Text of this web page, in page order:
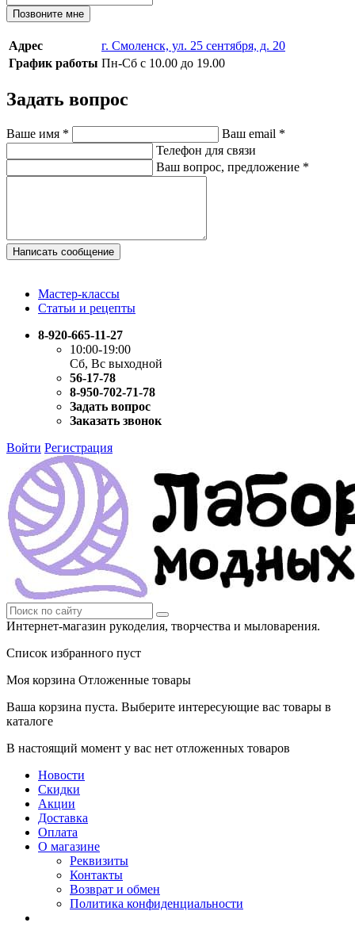
Позвоните мне
Адрес
г. Смоленск, ул. 25 сентября, д. 20
График работы Пн-Сб с 10.00 до 19.00
Задать вопрос
Ваше имя * Ваш email *
Телефон для связи
Ваш вопрос, предложение *
Написать сообщение
Мастер-классы
Статьи и рецепты
8-920-665-11-27
10:00-19:00
Сб, Вс выходной
56-17-78
8-950-702-71-78
Задать вопрос
Заказать звонок
Войти Регистрация
Интернет-магазин рукоделия, творчества и мыловарения.
Список избранного пуст
Моя корзина Отложенные товары
Ваша корзина пуста. Выберите интересующие вас товары в
каталоге
В настоящий момент у вас нет отложенных товаров
Новости
Скидки
Акции
Доставка
Оплата
О магазине
Реквизиты
Контакты
Возврат и обмен
Политика конфиденциальности